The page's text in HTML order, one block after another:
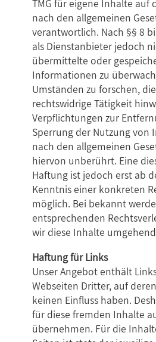
TMG für eigene Inhalte auf
nach den allgemeinen
verantwortlich. Nach §§ 8
als Dienstanbieter jedoch
übermittelte oder
Informationen zu
Umständen zu forschen,
rechtswidrige Tätigkeit
Verpflichtungen zur
Sperrung der Nutzung von
nach den allgemeinen
hiervon unberührt. Eine
Haftung ist jedoch erst ab
Kenntnis einer konkreten
möglich. Bei bekannt
entsprechenden
wir diese Inhalte
Haftung für Links
Unser Angebot enthält
Webseiten Dritter, auf
keinen Einfluss haben.
für diese fremden Inhalte
übernehmen. Für die